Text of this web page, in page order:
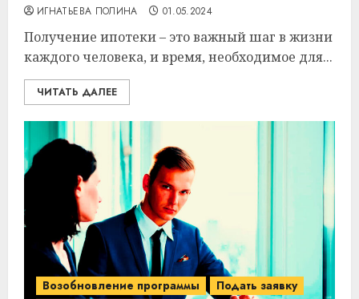
ИГНАТЬЕВА ПОЛИНА 01.05.2024
Получение ипотеки – это важный шаг в жизни
каждого человека, и время, необходимое для...
ЧИТАТЬ ДАЛЕЕ
Возобновление программы
Подать заявку